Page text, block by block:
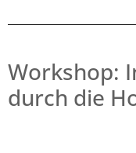
Workshop:
durch die